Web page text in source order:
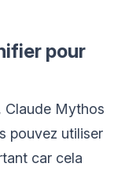
pour
Claude Mythos
pouvez utiliser
car cela